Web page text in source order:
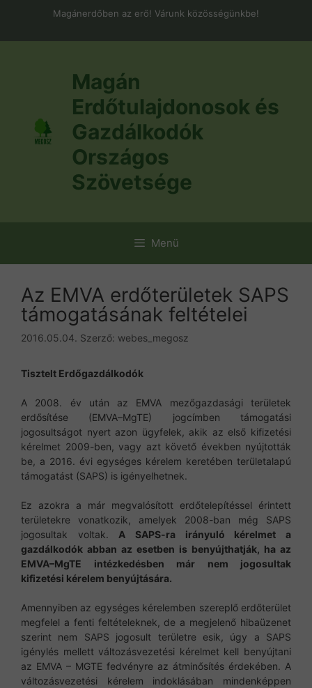
Magánerdőben az erő! Várunk közösségünkbe!
Magán
Erdőtulajdonosok és
Gazdálkodók
Országos
Szövetsége
Menü
Az EMVA erdőterületek SAPS
támogatásának feltételei
2016.05.04. Szerző: webes_megosz
Tisztelt Erdőgazdálkodók
A 2008. év után az EMVA mezőgazdasági területek
erdősítése (EMVA–MgTE) jogcímben támogatási
jogosultságot nyert azon ügyfelek, akik az első kifizetési
kérelmet 2009-ben, vagy azt követő években nyújtották
be, a 2016. évi egységes kérelem keretében területalapú
támogatást (SAPS) is igényelhetnek.
Ez azokra a már megvalósított erdőtelepítéssel érintett
területekre vonatkozik, amelyek 2008-ban még SAPS
jogosultak voltak. A SAPS-ra irányuló kérelmet a
gazdálkodók abban az esetben is benyújthatják, ha az
EMVA–MgTE intézkedésben már nem jogosultak
kifizetési kérelem benyújtására.
Amennyiben az egységes kérelemben szereplő erdőterület
megfelel a fenti feltételeknek, de a megjelenő hibaüzenet
szerint nem SAPS jogosult területre esik, úgy a SAPS
igénylés mellett változásvezetési kérelmet kell benyújtani
az EMVA – MGTE fedvényre az átminősítés érdekében. A
változásvezetési kérelem indoklásában mindenképpen